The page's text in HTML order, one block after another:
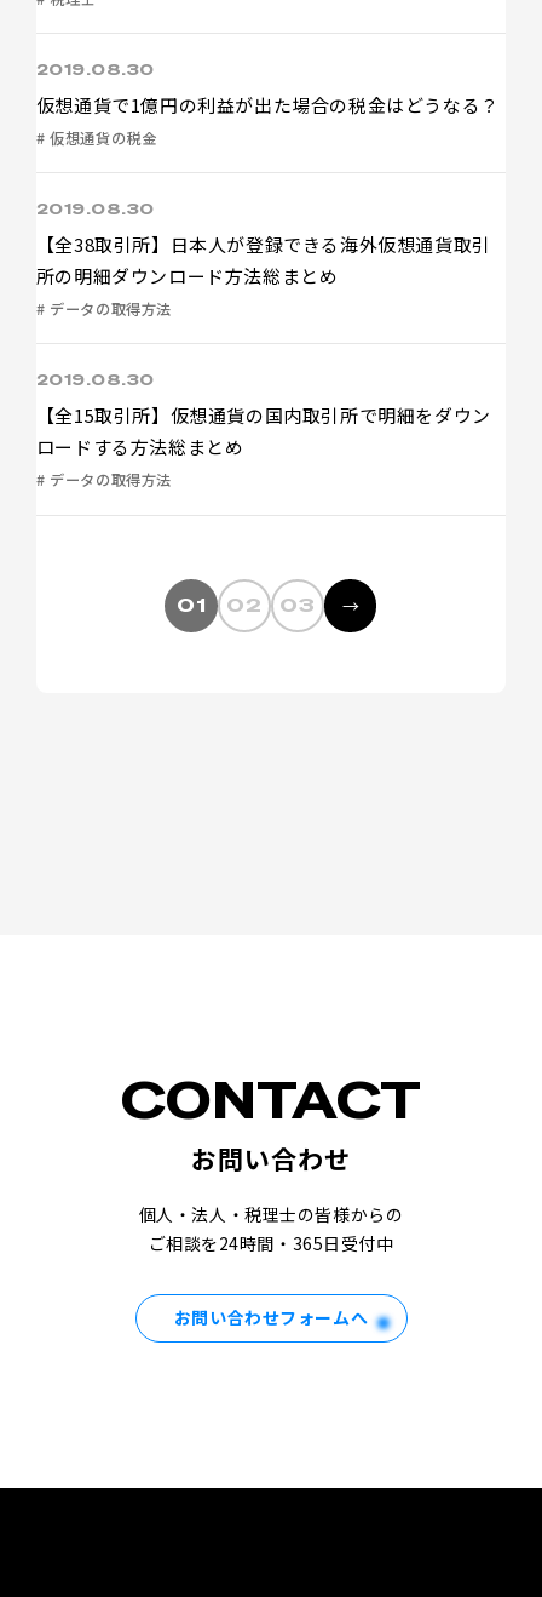
2019.08.30
仮想通貨で1億円の利益が出た場合の税金はどうなる？
# 仮想通貨の税金
2019.08.30
【全38取引所】日本人が登録できる海外仮想通貨取引
所の明細ダウンロード方法総まとめ
# データの取得方法
2019.08.30
【全15取引所】仮想通貨の国内取引所で明細をダウン
ロードする方法総まとめ
# データの取得方法
01 02 03 →
お問い合わせ
個人・法人・税理士の皆様からの
ご相談を24時間・365日受付中
お問い合わせフォームへ